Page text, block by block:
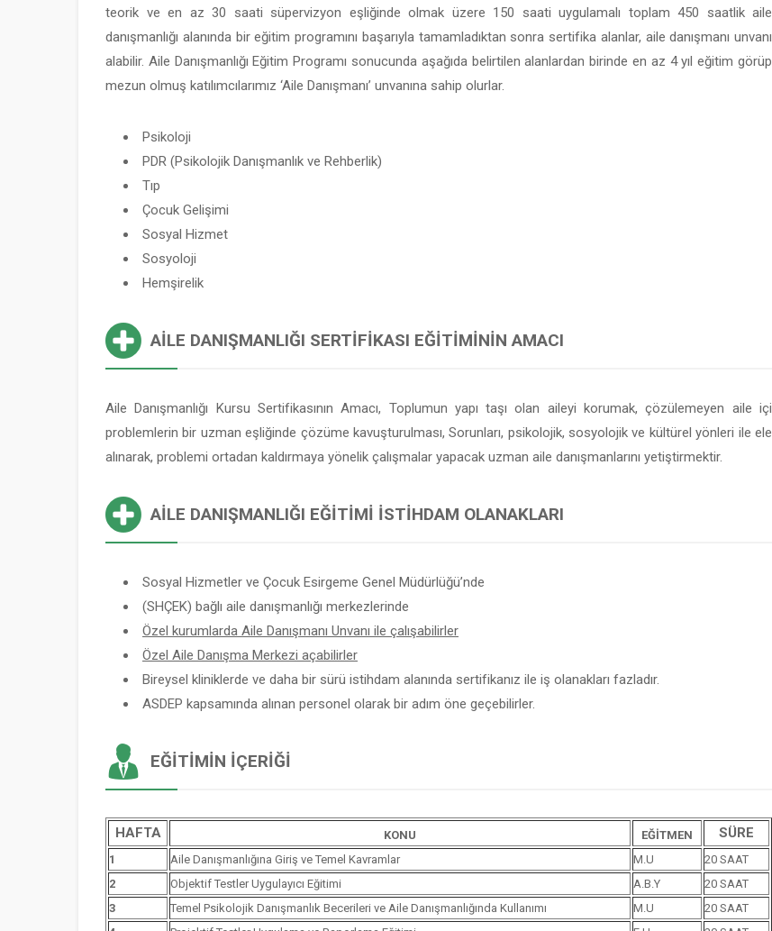
teorik ve en az 30 saati süpervizyon eşliğinde olmak üzere 150 saati uygulamalı toplam 450 saatlik aile
danışmanlığı alanında bir eğitim programını başarıyla tamamladıktan sonra sertifika alanlar, aile danışmanı unvanı
alabilir. Aile Danışmanlığı Eğitim Programı sonucunda aşağıda belirtilen alanlardan birinde en az 4 yıl eğitim görüp
mezun olmuş katılımcılarımız ‘Aile Danışmanı’ unvanına sahip olurlar.
Psikoloji
PDR (Psikolojik Danışmanlık ve Rehberlik)
Tıp
Çocuk Gelişimi
Sosyal Hizmet
Sosyoloji
Hemşirelik
AILE DANIŞMANLIĞI SERTIFIKASI EĞITIMININ AMACI
Aile Danışmanlığı Kursu Sertifikasının Amacı, Toplumun yapı taşı olan aileyi korumak, çözülemeyen aile içi
problemlerin bir uzman eşliğinde çözüme kavuşturulması, Sorunları, psikolojik, sosyolojik ve kültürel yönleri ile ele
alınarak, problemi ortadan kaldırmaya yönelik çalışmalar yapacak uzman aile danışmanlarını yetiştirmektir.
AILE DANIŞMANLIĞI EĞITIMI İSTIHDAM OLANAKLARI
Sosyal Hizmetler ve Çocuk Esirgeme Genel Müdürlüğü’nde
(SHÇEK) bağlı aile danışmanlığı merkezlerinde
Özel kurumlarda Aile Danışmanı Unvanı ile çalışabilirler
Özel Aile Danışma Merkezi açabilirler
Bireysel kliniklerde ve daha bir sürü istihdam alanında sertifikanız ile iş olanakları fazladır.
ASDEP kapsamında alınan personel olarak bir adım öne geçebilirler.
EĞITIMIN İÇERIĞI
HAFTA KONU EĞİTMEN SÜRE
1 Aile Danışmanlığına Giriş ve Temel Kavramlar M.U
20 SAAT
2
Objektif Testler Uygulayıcı Eğitimi A.B.Y
20 SAAT
3
Temel Psikolojik Danışmanlık Becerileri ve Aile Danışmanlığında Kullanımı M.U
20 SAAT